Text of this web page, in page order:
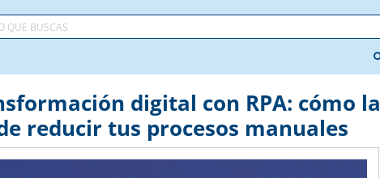
digital con RPA: cómo la
reducir tus procesos manuales